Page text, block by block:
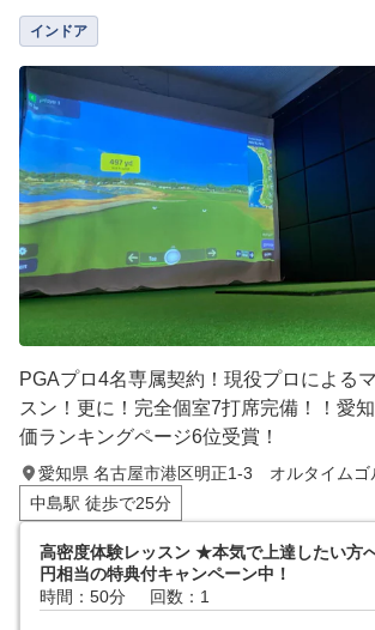
インドア
PGAプロ4名専属契約！現役プロによる
スン！更に！完全個室7打席完備！！愛
価ランキングページ6位受賞！
愛知県 名古屋市港区明正1-3 オルタイムゴ
中島駅 徒歩で25分
高密度体験レッスン ★本気で上達したい方
円相当の特典付キャンペーン中！
時間：50分
回数：1